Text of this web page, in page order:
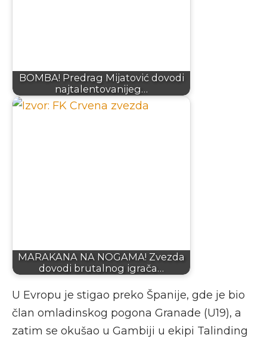
BOMBA! Predrag Mijatović dovodi
najtalentovanijeg…
MARAKANA NA NOGAMA! Zvezda
dovodi brutalnog igrača…
U Evropu je stigao preko Španije, gde je bio
član omladinskog pogona Granade (U19), a
zatim se okušao u Gambiji u ekipi Talinding